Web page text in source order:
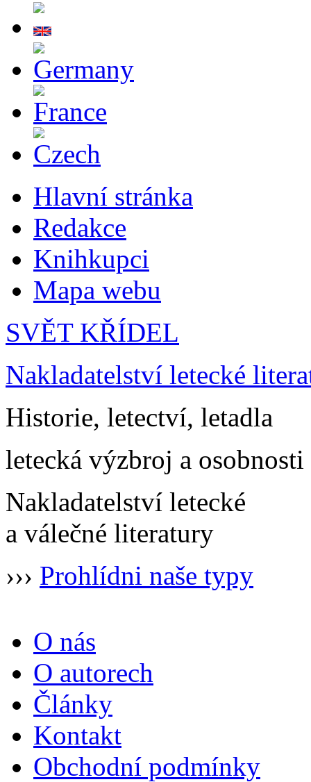
Hlavní stránka
Redakce
Knihkupci
Mapa webu
SVĚT KŘÍDEL
Nakladatelství letecké
Historie, letectví, letadla
letecká výzbroj a osobnosti
Nakladatelství letecké
a válečné literatury
››› Prohlídni naše typy
O nás
O autorech
Články
Kontakt
Obchodní podmínky